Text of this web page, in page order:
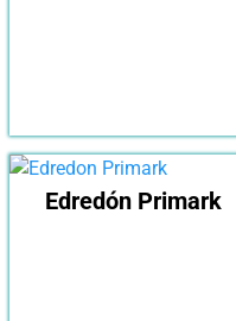
Edredón Primark